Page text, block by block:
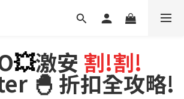
💥激安 割!割!
🐣 折扣全攻略!